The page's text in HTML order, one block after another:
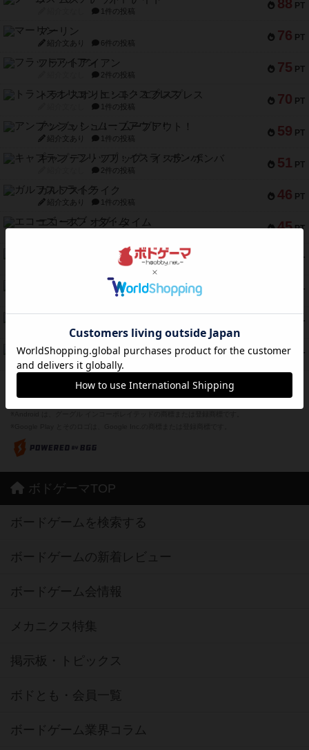
88 PT
1件の投稿
76 PT
マーリン
紹介文あり 6件の投稿
75 PT
フラットアイアン
2件の投稿
70 PT
トランスオリエント・エクスプレス
1件の投稿
59 PT
アンブッシュ！：ムーブアウト！
紹介文あり 1件の投稿
51 PT
キャプテン・フリップ：イスラ・ボンバ
2件の投稿
46 PT
ガルフストライク
紹介文あり 1件の投稿
45 PT
エコーズ・オブ・タイム
PT
12件の投稿
PT
1件の投稿
PT
Bitter End ブタペスト救出作戦
紹介文なし 1件の投稿
42 PT
ドコジャン
紹介文あり 10件の投稿
※Apple、Apple のロゴ は、米国および他の国々で登録されたApple Inc.の商標です。
ボドゲーマTOP
ボードゲームを検索する
ボードゲームの新着レビュー
ボードゲーム会情報
メカニクス特集
掲示板・トピックス
ボドとも・会員一覧
ボードゲーム業界コラム